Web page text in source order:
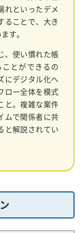
れといったデメ
ることで、大き
す。
、使い慣れた帳
とができるの
にデジタル化へ
ロー全体を模式
と。複雑な案件
ムで関係者に共
と解説されてい